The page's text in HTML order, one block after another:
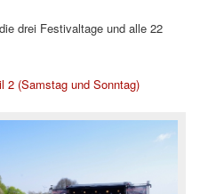
drei Festivaltage und alle 22
2 (Samstag und Sonntag)